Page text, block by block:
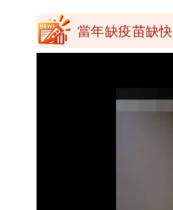
當年缺疫苗缺
慈濟買BNT